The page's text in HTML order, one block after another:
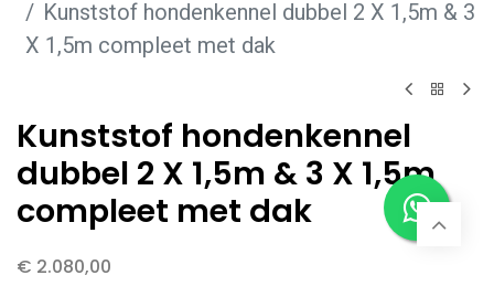
Kunststof hondenkennel dubbel 2 X 1,5m & 3
X 1,5m compleet met dak
Kunststof hondenkennel
dubbel 2 X 1,5m & 3 X 1,5m
compleet met dak
€ 2.080,00